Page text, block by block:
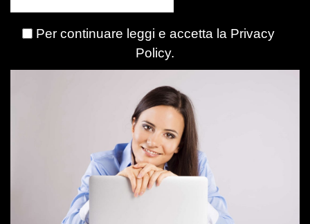
Per continuare leggi e accetta la Privacy
Policy.